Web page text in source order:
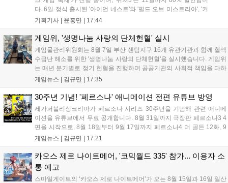
다. 6일 정식 출시된 '아이언 네스트'와 '필드 오브 미스트리아', '커
세어 코브'가 호평받고 있습니다. 한편, 7일 출시된 '마블 투혼'은
다. 유비소프트의 '고스트리콘: 와일드랜드'는 7년 만의 대규모 업
기획기사 | 윤홍만 | 17:44
게임위, '생명나눔 사랑의 단체헌혈' 실시
게임물관리위원회는 8월 7일 부산 센텀지구 16개 유관기관과 함께 혈액
수급난 해소를 위한 '생명나눔 사랑의 단체헌혈'을 실시했습니다. 게임위
는 매년 분기별로 정기 헌혈을 진행하며 공공기관의 사회적 책임을 다하
고 있으며, 이번 행사에는 영화진흥위원회 등 14개 기관 임직원이 동참
따뜻한 실천에 참여한 모든 임직원에게 감사의 뜻을 전하며 헌혈 문화
게임뉴스 | 김규만 | 17:35
30주년 기념! '페르소나' 애니메이션 전편 유튜브 방영
세가퍼블리싱코리아가 페르소나 시리즈 30주년을 기념해 관련 애니메
이션을 유튜브에서 무료 공개합니다. 8월 31일까지 극장판 페르소나3 4
편을 시작으로, 8월 18일부터 9월 17일까지 페르소나4 더 골든 12화, 9
월 15일부터 10월 14일까지 페르소나5 시리즈가 순차 공개됩니다. 또한
영상 및 대형 전광판에 소개될 예정입니다....
게임뉴스 | 김규만 | 17:21
카오스 제로 나이트메어, '코믹월드 335' 참가... 이용자 소
통 예고
스마일게이트의 ‘카오스 제로 나이트메어’가 오는 8월 15일과 16일 일산